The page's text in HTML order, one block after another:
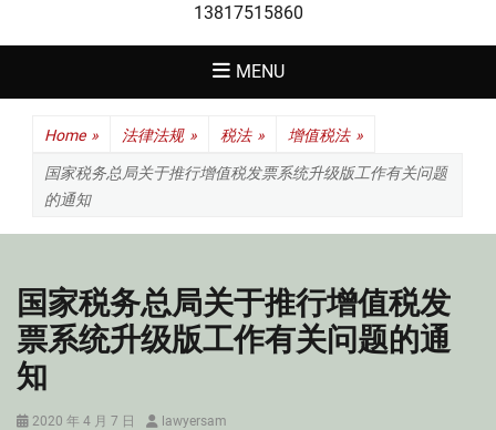
13817515860
MENU
Home » 法律法规 » 税法 » 增值税法 »
国家税务总局关于推行增值税发票系统升级版工作有关问题
的通知
国家税务总局关于推行增值税发
票系统升级版工作有关问题的通
知
Posted
2020 年 4 月 7 日 Authorlawyersam